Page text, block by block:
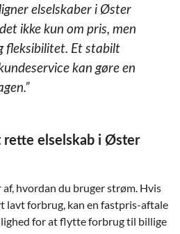
elselskaber i Øster
ikke kun om pris, men
fleksibilitet. Et stabilt
kan gøre en
elselskab i Øster
hvordan du bruger strøm. Hvis
lavt forbrug, kan en fastpris-aftale
for at flytte forbrug til billige